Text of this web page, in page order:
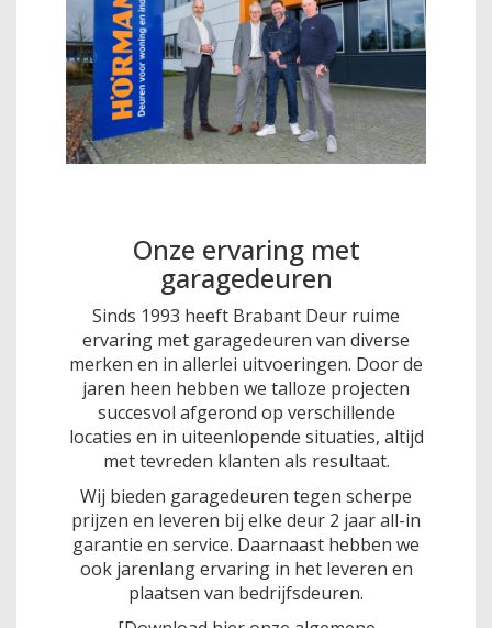
Onze ervaring met
garagedeuren
Sinds 1993 heeft Brabant Deur ruime
ervaring met garagedeuren van diverse
merken en in allerlei uitvoeringen. Door de
jaren heen hebben we talloze projecten
succesvol afgerond op verschillende
locaties en in uiteenlopende situaties, altijd
met tevreden klanten als resultaat.
Wij bieden garagedeuren tegen scherpe
prijzen en leveren bij elke deur 2 jaar all-in
garantie en service. Daarnaast hebben we
ook jarenlang ervaring in het leveren en
plaatsen van bedrijfsdeuren.